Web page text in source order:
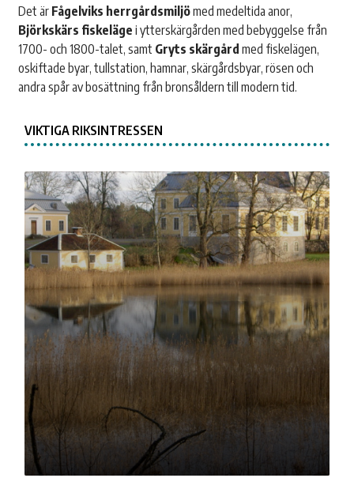
Det är Fågelviks herrgårdsmiljömed medeltida anor,
Björkskärs fiskeläge i ytterskärgården med bebyggelse från
1700- och 1800-talet, samt Gryts skärgård med fiskelägen,
oskiftade byar, tullstation, hamnar, skärgårdsbyar, rösen och
andra spår av bosättning från bronsåldern till modern tid.
VIKTIGA RIKSINTRESSEN